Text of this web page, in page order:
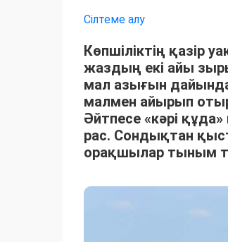
Сілтеме алу
Көпшіліктің қазір
жаздың екі айы
мал азығын
малмен айырып
Әйтпесе «кәрі
рас. Сондықтан
орақшылар тыным